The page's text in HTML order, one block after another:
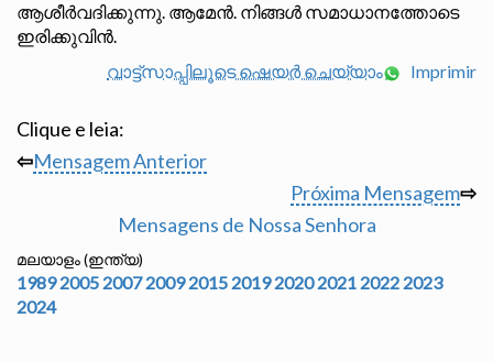
ആശീർവദിക്കുന്നു. ആമേൻ. നിങ്ങൾ സമാധാനത്തോടെ
ഇരിക്കുവിൻ.
വാട്ട്സാപ്പിലൂടെ ഷെയർ ചെയ്യാം
Imprimir
Clique e leia:
⇦Mensagem Anterior
Próxima Mensagem⇨
Mensagens de Nossa Senhora
മലയാളം (ഇന്ത്യ)
1989 2005 2007 2009 2015 2019 2020 2021 2022 2023
2024